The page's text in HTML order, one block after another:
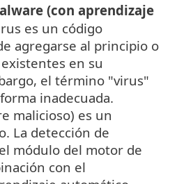
(con aprendizaje
es un código
agregarse al principio o
en su
el término "virus"
inadecuada.
malicioso) es un
La detección de
módulo del motor de
con el